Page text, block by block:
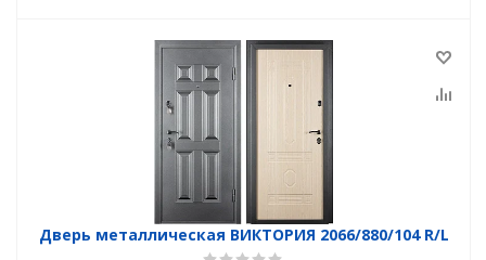
Дверь металлическая ВИКТОРИЯ 2066/880/104 R/L